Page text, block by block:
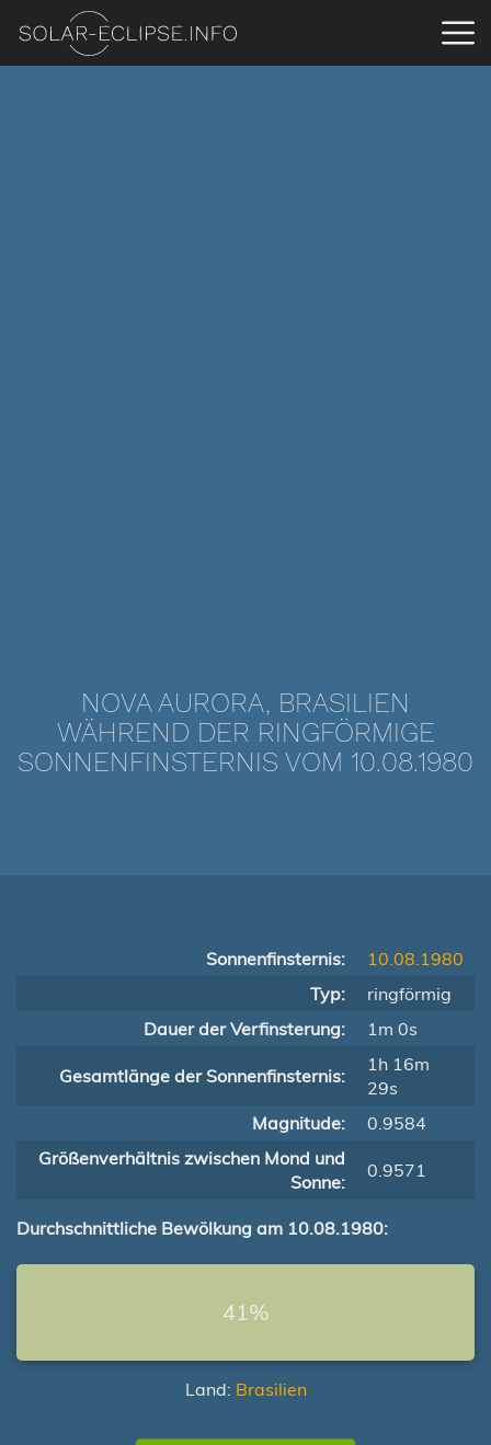
NOVA AURORA, BRASILIEN
WÄHREND DER RINGFÖRMIGE
SONNENFINSTERNIS VOM 10.08.1980
Sonnenfinsternis:
10.08.1980
Typ:
ringförmig
Dauer der Verfinsterung:
1m 0s
Gesamtlänge der Sonnenfinsternis:
1h 16m
29s
Magnitude:
0.9584
Größenverhältnis zwischen Mond und
Sonne:
0.9571
Durchschnittliche Bewölkung am 10.08.1980:
41%
Land: Brasilien